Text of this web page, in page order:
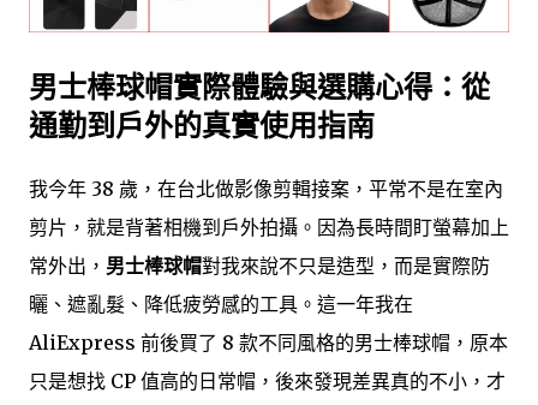
男士棒球帽實際體驗與選購心得：從
通勤到戶外的真實使用指南
我今年 38 歲，在台北做影像剪輯接案，平常不是在室內
剪片，就是背著相機到戶外拍攝。因為長時間盯螢幕加上
常外出， 男士棒球帽對我來說不只是造型，而是實際防
曬、遮亂髮、降低疲勞感的工具。這一年我在
AliExpress 前後買了 8 款不同風格的男士棒球帽，原本
只是想找 CP 值高的日常帽，後來發現差異真的不小，才